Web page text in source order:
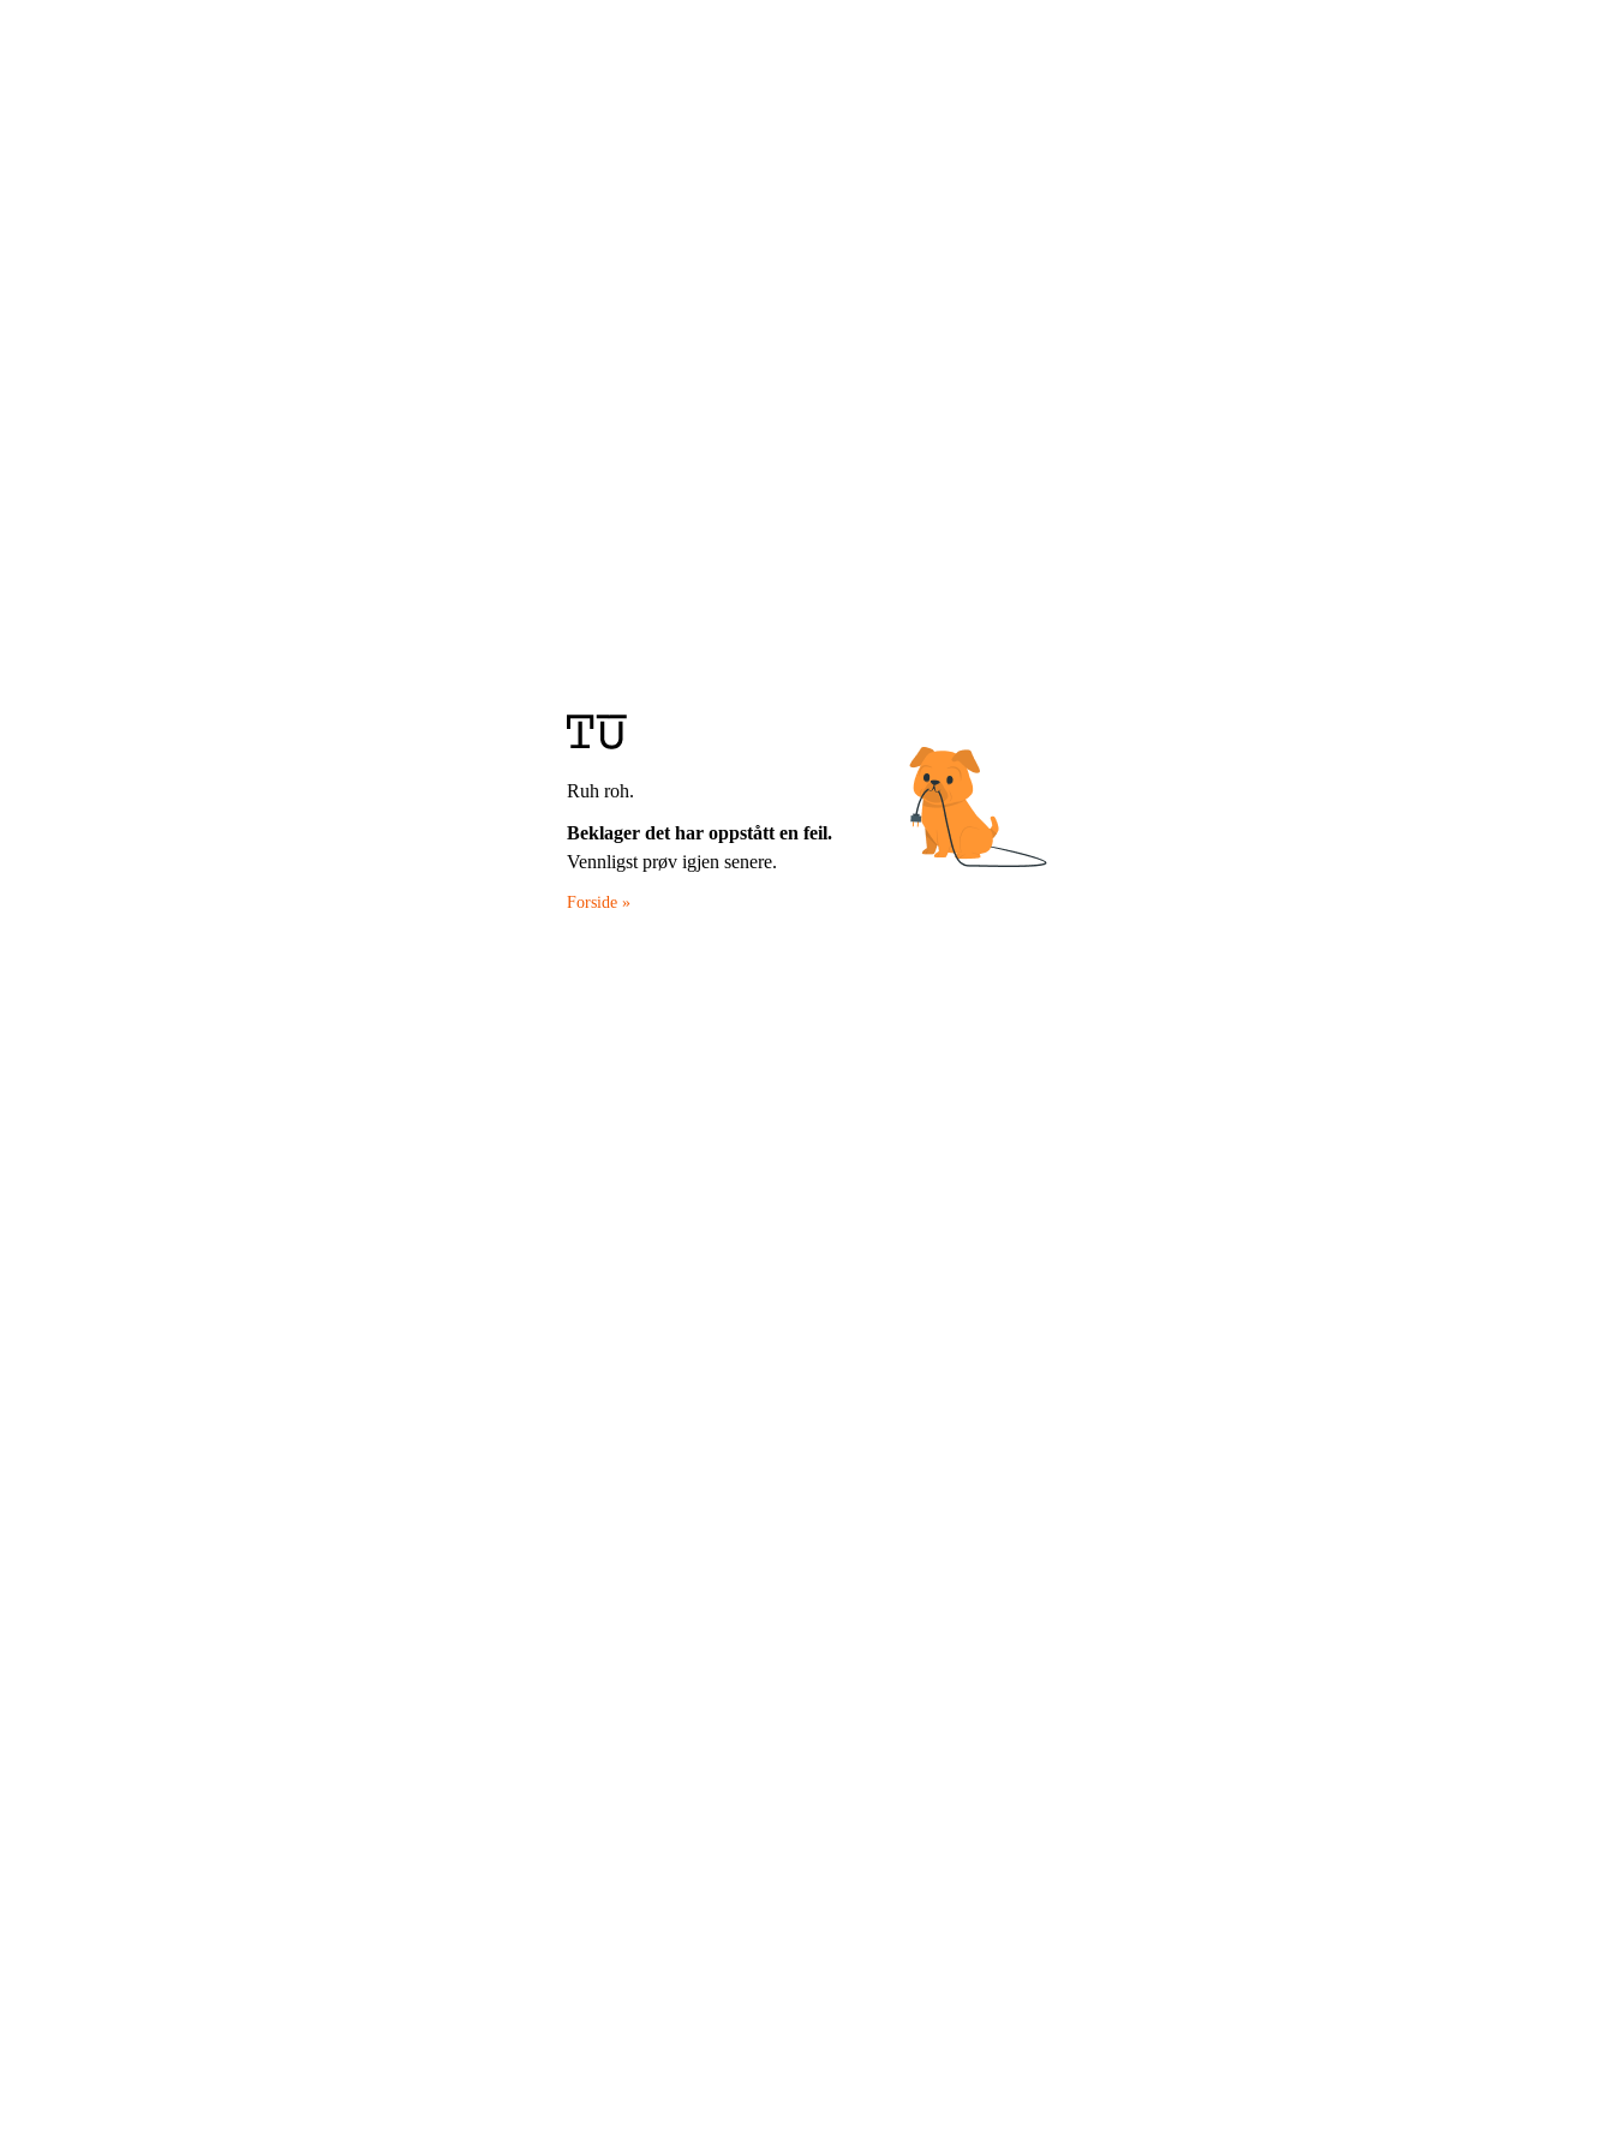
Ruh roh.
Beklager det har oppstått en feil.
Vennligst prøv igjen senere.
Forside »